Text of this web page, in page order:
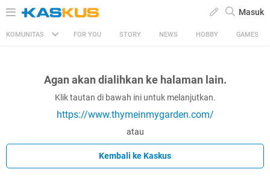
Masuk
KOMUNITAS FOR YOU STORY NEWS HOBBY GAMES
Agan akan dialihkan ke halaman lain.
Klik tautan di bawah ini untuk melanjutkan.
https://www.thymeinmygarden.com/
atau
Kembali ke Kaskus